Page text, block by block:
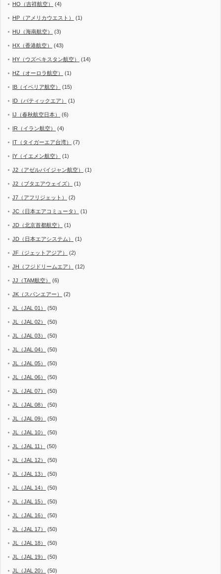
HO（吉祥航空） (4)
HP（アメリカウエスト） (1)
HU（海南航空） (3)
HX（香港航空） (43)
HY（ウズベキスタン航空） (14)
HZ（オーロラ航空） (1)
IB（イベリア航空） (15)
ID（バティックエア） (1)
IJ（春秋航空日本） (6)
IR（イラン航空） (4)
IT（タイガーエア台湾） (7)
IY（イエメン航空） (1)
J2（アゼルバイジャン航空） (1)
J2（ブタエアウェイズ） (1)
J7（アフリジェット） (2)
JC（日本エアコミュータ） (1)
JD（北京首都航空） (1)
JD（日本エアシステム） (1)
JF（ジェットアジア） (2)
JH（フジドリームエア） (12)
JJ（TAM航空） (6)
JK（スパンエアー） (2)
JL（JAL 01） (50)
JL（JAL 02） (50)
JL（JAL 03） (50)
JL（JAL 04） (50)
JL（JAL 05） (50)
JL（JAL 06） (50)
JL（JAL 07） (50)
JL（JAL 08） (50)
JL（JAL 09） (50)
JL（JAL 10） (50)
JL（JAL 11） (50)
JL（JAL 12） (50)
JL（JAL 13） (50)
JL（JAL 14） (50)
JL（JAL 15） (50)
JL（JAL 16） (50)
JL（JAL 17） (50)
JL（JAL 18） (50)
JL（JAL 19） (50)
JL（JAL 20） (50)